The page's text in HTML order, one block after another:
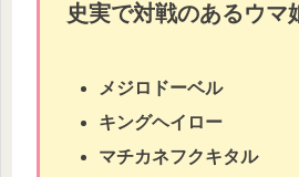
史実で対戦のあるウマ
メジロドーベル
キングヘイロー
マチカネフクキタル